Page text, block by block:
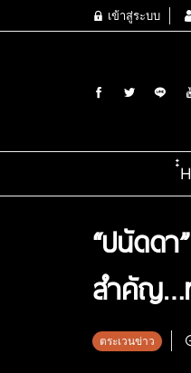
เข้าสู่ระบบ
“ปนัดดา
สำคัญ…
ตระเวนข่าว